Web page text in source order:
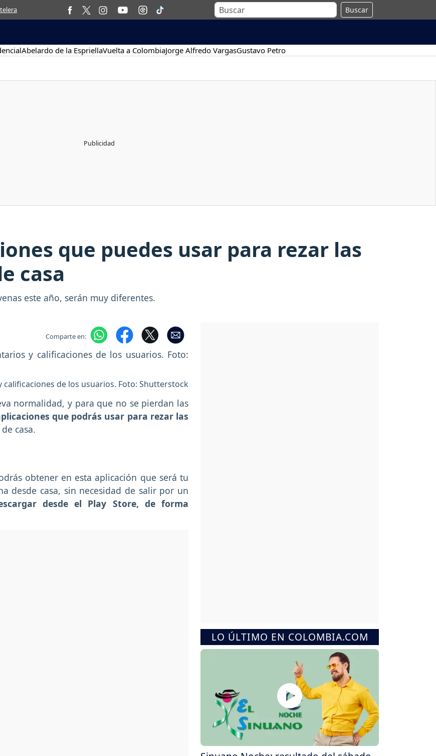
Buscar
Abelardo de la EspriellaVuelta a ColombiaJorge Alfredo VargasGustavo Petro
que puedes usar para rezar las
casa
este año, serán muy diferentes.
Comparte en:
de los usuarios. Foto: Shutterstock
normalidad, y para que no se pierdan las
que podrás usar para rezar las
casa.
obtener en esta aplicación que será tu
desde casa, sin necesidad de salir por un
desde el Play Store, de forma
LO ÚLTIMO EN COLOMBIA.COM